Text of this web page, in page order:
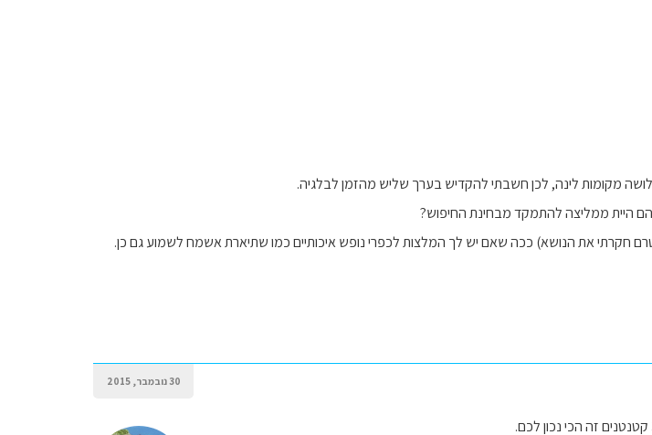
מקומות לינה, לכן חשבתי להקדיש בערך שליש מהזמן לבלגיה.
היית ממליצה להתמקד מבחינת החיפוש?
חקרתי את הנושא) ככה שאם יש לך המלצות לכפרי נופש איכותיים כמו שתיארת אשמח לשמוע גם כן.
30 נובמבר, 2015